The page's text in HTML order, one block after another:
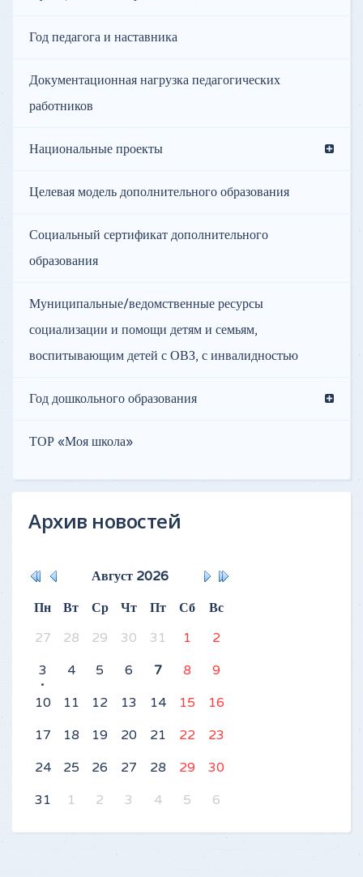
Год педагога и наставника
Документационная нагрузка педагогических
работников
Национальные проекты
Целевая модель дополнительного образования
Социальный сертификат дополнительного
образования
Муниципальные/ведомственные ресурсы
социализации и помощи детям и семьям,
воспитывающим детей с ОВЗ, с инвалидностью
Год дошкольного образования
ТОР «Моя школа»
Архив новостей
Август 2026
Пн
Вт Ср Чт Пт Сб
Вс
27
28 29 30 31 1
2
3
4 5 6 7 8
9
10
11 12 13 14 15
16
17
18 19 20 21 22
23
24
25 26 27 28 29
30
31
1 2 3 4 5 6